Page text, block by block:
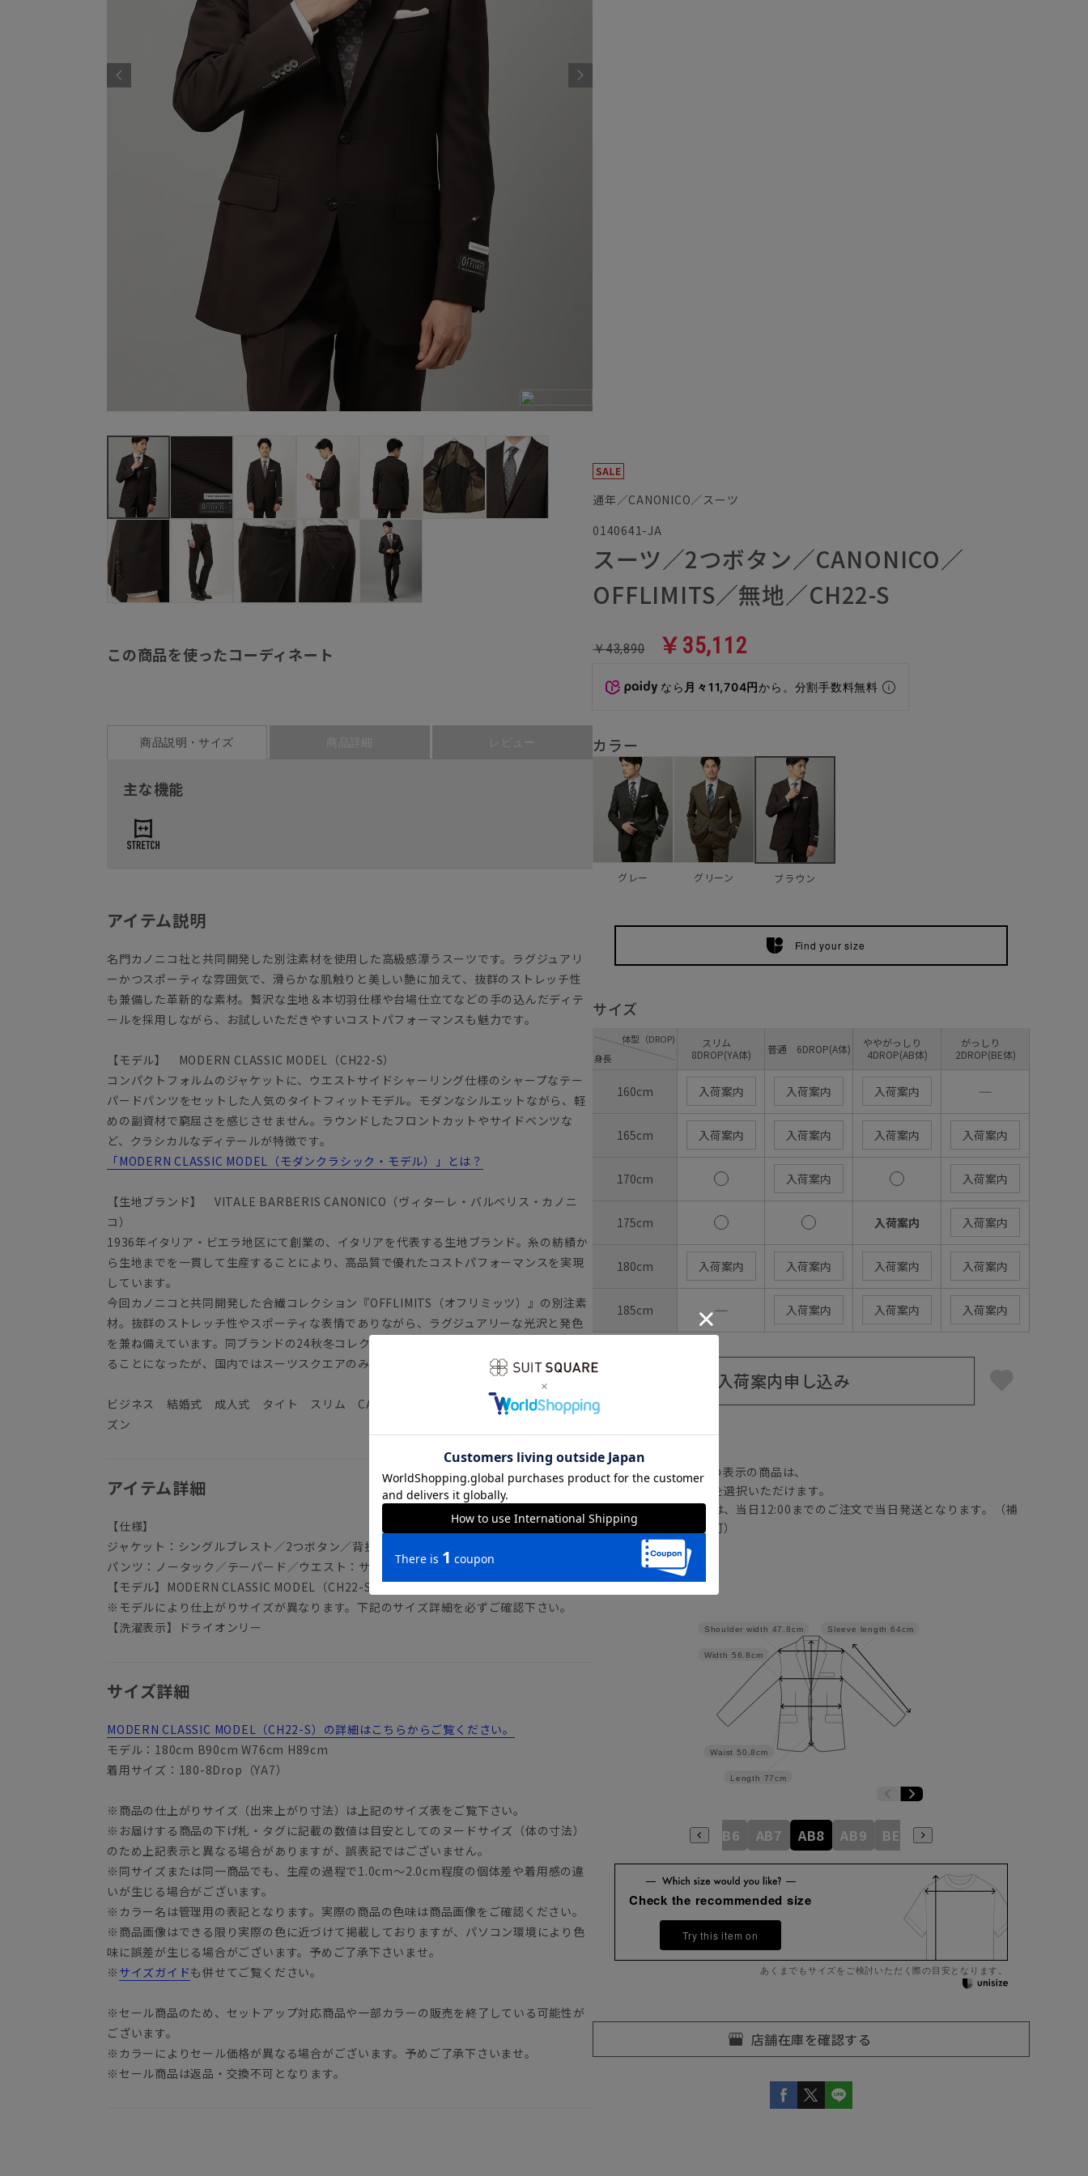
この商品を使ったコーディネート
商品説明・サイズ 商品詳細 レビュー
主な機能
アイテム説明
名門カノニコ社と共同開発した別注素材を使用した高級感漂うスーツです。ラグジュアリ
ーかつスポーティな雰囲気で、滑らかな肌触りと美しい艶に加えて、抜群のストレッチ性
も兼備した革新的な素材。贅沢な生地＆本切羽仕様や台場仕立てなどの手の込んだディテ
ールを採用しながら、お試しいただきやすいコストパフォーマンスも魅力です。
【モデル】 MODERN CLASSIC MODEL（CH22-S）
コンパクトフォルムのジャケットに、ウエストサイドシャーリング仕様のシャープなテー
パードパンツをセットした人気のタイトフィットモデル。モダンなシルエットながら、軽
めの副資材で窮屈さを感じさせません。ラウンドしたフロントカットやサイドベンツな
ど、クラシカルなディテールが特徴です。
「MODERN CLASSIC MODEL（モダンクラシック・モデル）」とは？
【生地ブランド】 VITALE BARBERIS CANONICO（ヴィターレ・バルべリス・カノニ
コ）
1936年イタリア・ビエラ地区にて創業の、イタリアを代表する生地ブランド。糸の紡績か
ら生地までを一貫して生産することにより、高品質で優れたコストパフォーマンスを実現
しています。
今回カノニコと共同開発した合繊コレクション『OFFLIMITS（オフリミッツ）』の別注素
材。抜群のストレッチ性やスポーティな表情でありながら、ラグジュアリーな光沢と発色
を兼ね備えています。同ブランドの24秋冬コレクションにも採用され、世界的に販売され
ることになったが、国内ではスーツスクエアのみで購入できる特別な素材です。
ビジネス 結婚式 成人式 タイト スリム CANONICO カノニコ VBC オールシー
ズン
アイテム詳細
【仕様】
ジャケット：シングルブレスト／2つボタン／背抜き仕立て／本切羽／サイドベンツ
パンツ：ノータック／テーパード／ウエスト：サイドゴム／膝まで裏地
【モデル】MODERN CLASSIC MODEL（CH22-S）
※モデルにより仕上がりサイズが異なります。下記のサイズ詳細を必ずご確認下さい。
【洗濯表示】ドライオンリー
サイズ詳細
MODERN CLASSIC MODEL（CH22-S）の詳細はこちらからご覧ください。
モデル：180cm B90cm W76cm H89cm
着用サイズ：180-8Drop（YA7）
※商品の仕上がりサイズ（出来上がり寸法）は上記のサイズ表をご覧下さい。
※お届けする商品の下げ札・タグに記載の数値は目安としてのヌードサイズ（体の寸法）
のため上記表示と異なる場合がありますが、誤表記ではございません。
※同サイズまたは同一商品でも、生産の過程で1.0cm～2.0cm程度の個体差や着用感の違
いが生じる場合がございます。
※カラー名は管理用の表記となります。実際の商品の色味は商品画像をご確認ください。
※商品画像はできる限り実際の色に近づけて掲載しておりますが、パソコン環境により色
味に誤差が生じる場合がございます。予めご了承下さいませ。
※ サイズガイドも併せてご覧ください。
※セール商品のため、セットアップ対応商品や一部カラーの販売を終了している可能性が
ございます。
※カラーによりセール価格が異なる場合がございます。予めご了承下さいませ。
※セール商品は返品・交換不可となります。
通年／CANONICO／スーツ
0140641-JA
スーツ／2つボタン／CANONICO／
OFFLIMITS／無地／CH22-S
￥43,890 ￥35,112
なら 月々11,704円から。分割手数料無料
カラー
グレー グリーン ブラウン
Find your size
サイズ
身長
体型（DROP)
スリム
8DROP(YA体)
普通 6DROP(A体)
ややがっしり
4DROP(AB体)
がっしり
2DROP(BE体)
160cm 入荷案内 入荷案内 入荷案内 ―
165cm 入荷案内 入荷案内 入荷案内 入荷案内
170cm 入荷案内 入荷案内
175cm 入荷案内 入荷案内
180cm 入荷案内 入荷案内 入荷案内 入荷案内
185cm ― 入荷案内 入荷案内 入荷案内
入荷案内申し込み
【 アイコンについて】
の表示の商品は、
注文画面でお急ぎ発送を選択いただけます。
さらにメルマガ会員様は、当日12:00までのご注文で当日発送となります。（補
正商品の場合は対応不可）
詳しくはこちら
Sleeve length 64cm
Length 77cm
Waist 50.8cm
Width 56.8cm
Shoulder width 47.8cm
YA3 A3 A4 A5 A6 A7 A8 A9 AB5 AB6 AB7 AB8 AB9 BE3 BE4
Check the recommended size
Try this item on
あくまでもサイズをご検討いただく際の目安となります。